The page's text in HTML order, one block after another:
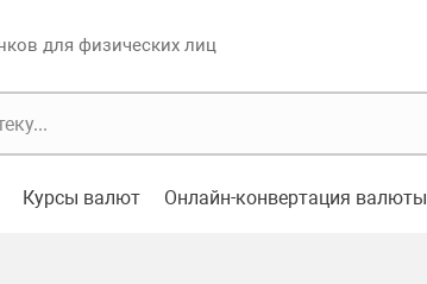
для физических лиц
Курсы валют Онлайн-конвертация валюты